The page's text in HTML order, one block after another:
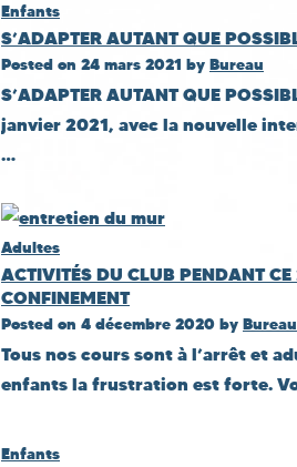
Enfants
S’ADAPTER AUTANT QUE
Posted on 24 mars 2021 by Bureau
S’ADAPTER AUTANT QUE
janvier 2021, avec la nouvelle
…
Adultes
ACTIVITÉS DU CLUB PENDANT CE
CONFINEMENT
Posted on 4 décembre 2020 by Bureau
Tous nos cours sont à l’arrêt et
enfants la frustration est forte.
Enfants